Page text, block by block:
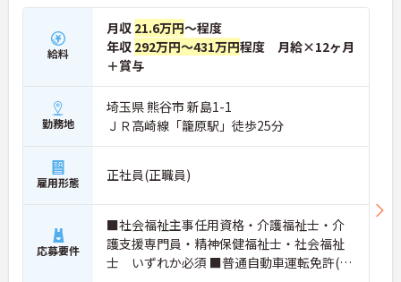
★おすすめPOINT★
【チーム全体で情報を共有し、一人で抱え込まずに
働ける環境です】
・毎朝スタッフ全員で情報共有のミーティングを実
施しているため、お客様の変化や業務連絡を細やか
に把握できます。
・困った時もすぐに相談してフォローし合える体制
が整っているので、安心して業務に取り組むことが
期待できます。
【独自の特別報酬制度により、確かな収入アップが
ークを評価する特別報酬が支給される仕組みがあり
ます。
・目に見える形で日々の努力がしっかりと還元され
給料
月収 21.6万円～程度
年収 292万円～431万円程度 月給×12ヶ月
＋賞与
勤務地
埼玉県 熊谷市 新島1-1
ＪＲ高崎線「籠原駅」徒歩25分
雇用形態 正社員(正職員)
応募要件
■社会福祉主事任用資格・介護福祉士・介
護支援専門員・精神保健福祉士・社会福祉
士 いずれか必須 ■普通自動車運転免許(AT